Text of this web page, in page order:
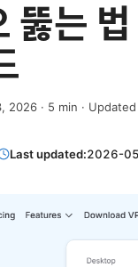
뚫는
2026 · 5 min ·
Last updated:2026-